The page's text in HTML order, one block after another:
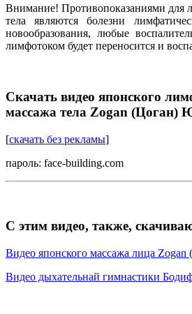
Внимание! Противопоказаниями для
тела являются болезни
новообразования, любые
лимфотоком будет переносится и
Скачать видео японского
массажа тела Zogan (Цоган)
[скачать без рекламы]
пароль: face-building.com
С этим видео, также,
Видео японского массажа лица Zogan
Видео дыхательнай гимнастики